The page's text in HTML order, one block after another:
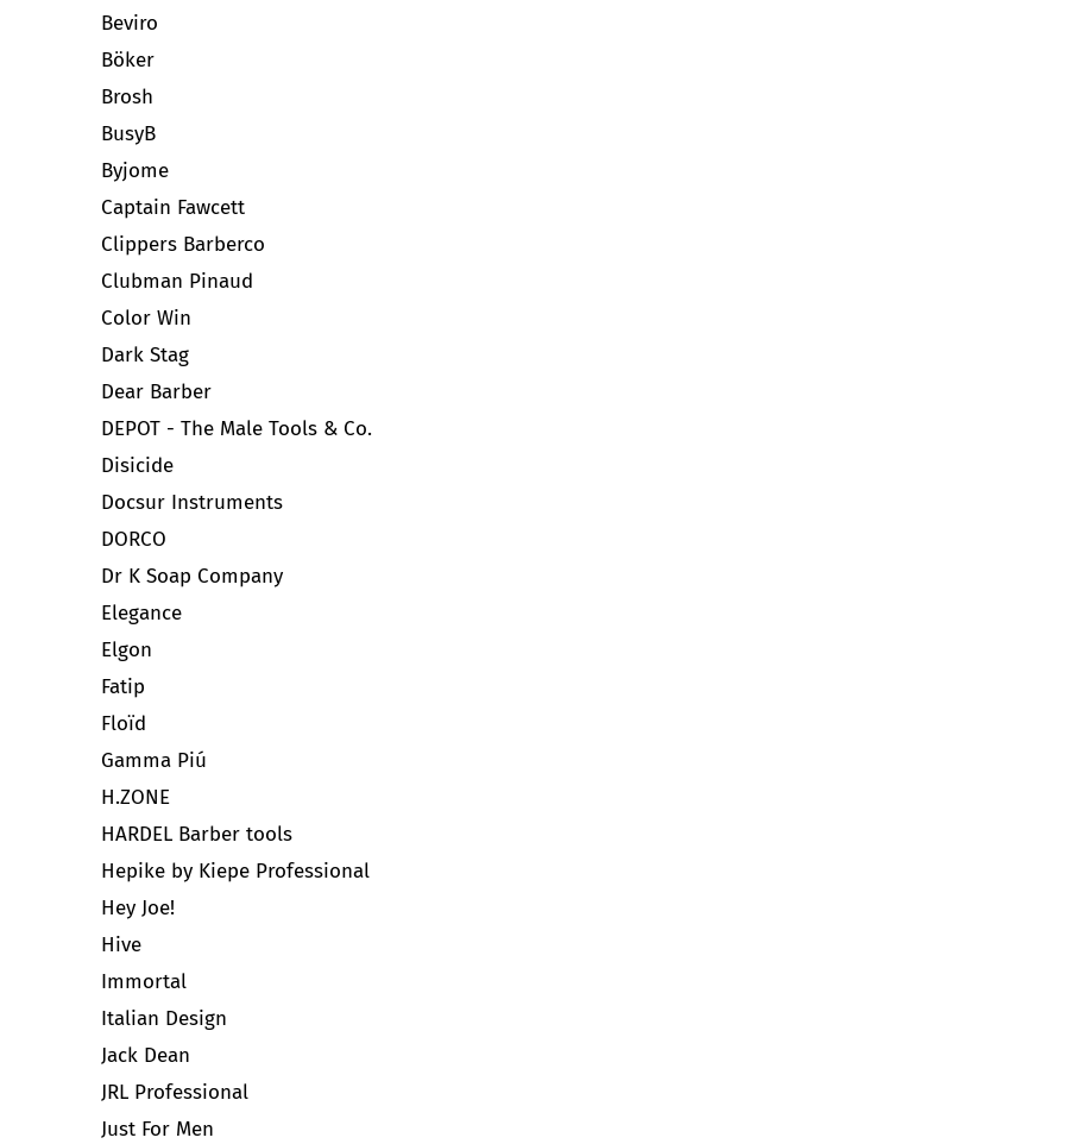
Beviro
Böker
Brosh
BusyB
Byjome
Captain Fawcett
Clippers Barberco
Clubman Pinaud
Color Win
Dark Stag
Dear Barber
DEPOT - The Male Tools & Co.
Disicide
Docsur Instruments
DORCO
Dr K Soap Company
Elegance
Elgon
Fatip
Floïd
Gamma Piú
H.ZONE
HARDEL Barber tools
Hepike by Kiepe Professional
Hey Joe!
Hive
Immortal
Italian Design
Jack Dean
JRL Professional
Just For Men